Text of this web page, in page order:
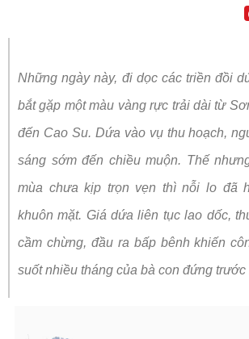
Những ngày này, đi dọc các triền đồi
bắt gặp một màu vàng rực trải dài từ
đến Cao Su. Dứa vào vụ thu hoạch,
sáng sớm đến chiều muộn. Thế
mùa chưa kịp trọn vẹn thì nỗi lo đã
khuôn mặt. Giá dứa liên tục lao dốc,
cầm chừng, đầu ra bấp bênh khiến
suốt nhiều tháng của bà con đứng trước